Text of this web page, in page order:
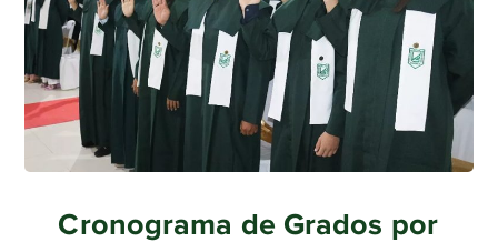
Cronograma de Grados por